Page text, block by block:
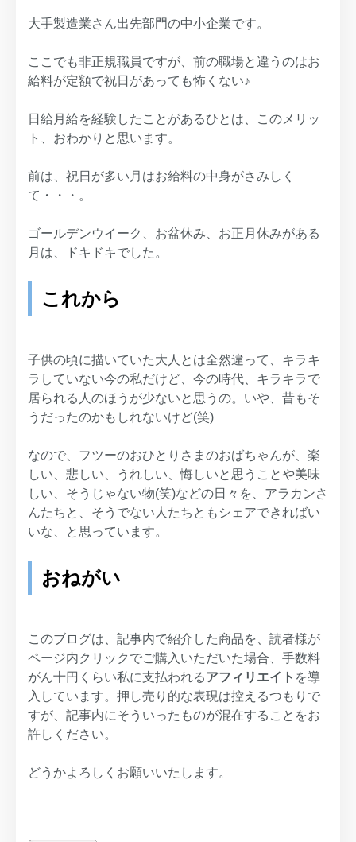
大手製造業さん出先部門の中小企業です。
ここでも非正規職員ですが、前の職場と違うのはお
給料が定額で祝日があっても怖くない♪
日給月給を経験したことがあるひとは、このメリッ
ト、おわかりと思います。
前は、祝日が多い月はお給料の中身がさみしく
て・・・。
ゴールデンウイーク、お盆休み、お正月休みがある
月は、ドキドキでした。
これから
子供の頃に描いていた大人とは全然違って、キラキ
ラしていない今の私だけど、今の時代、キラキラで
居られる人のほうが少ないと思うの。いや、昔もそ
うだったのかもしれないけど(笑)
なので、フツーのおひとりさまのおばちゃんが、楽
しい、悲しい、うれしい、悔しいと思うことや美味
しい、そうじゃない物(笑)などの日々を、アラカンさ
んたちと、そうでない人たちともシェアできればい
いな、と思っています。
おねがい
このブログは、記事内で紹介した商品を、読者様が
ページ内クリックでご購入いただいた場合、手数料
がん十円くらい私に支払われるアフィリエイト を導
入しています。押し売り的な表現は控えるつもりで
すが、記事内にそういったものが混在することをお
許しください。
どうかよろしくお願いいたします。